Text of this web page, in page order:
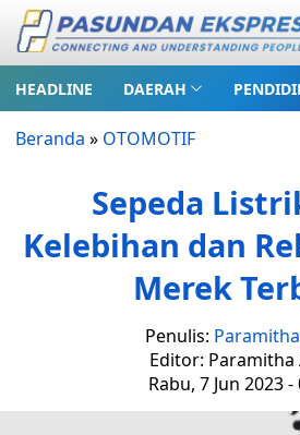
HEADLINE DAERAH
Beranda » OTOMOTIF
Sepeda
Kelebihan dan
Merek
Penulis:
Editor: Paramitha
Rabu, 7 Jun 2023 -